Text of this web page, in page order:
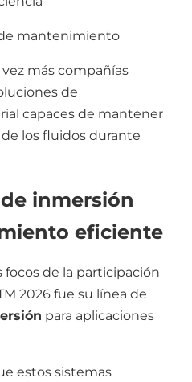
mantenimiento
más compañías
de
capaces de mantener
los fluidos durante
inmersión
eficiente
focos de la participación
2026 fue su línea de
para aplicaciones
estos sistemas